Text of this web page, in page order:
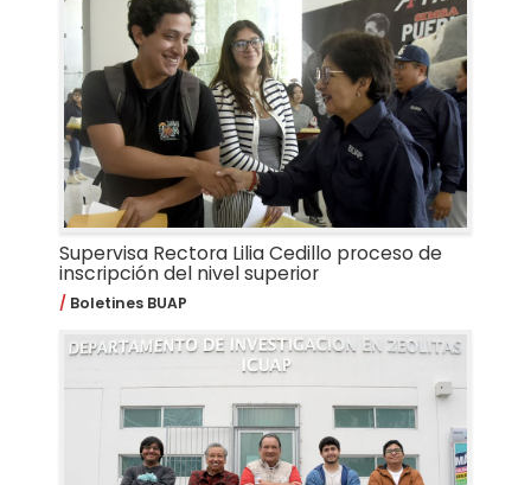
Supervisa Rectora Lilia Cedillo proceso de
inscripción del nivel superior
Boletines BUAP